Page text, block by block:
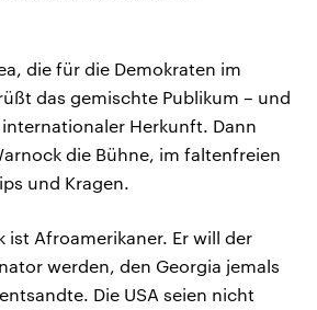
die für die Demokraten im
das gemischte Publikum – und
Herkunft. Dann
die Bühne, im faltenfreien
und Kragen.
ist Afroamerikaner. Er will der
werden, den Georgia jemals
Die USA seien nicht